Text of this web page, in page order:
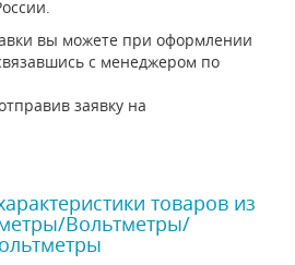
вы можете при оформлении
с менеджером по
заявку на
товаров из
Вольтметры/